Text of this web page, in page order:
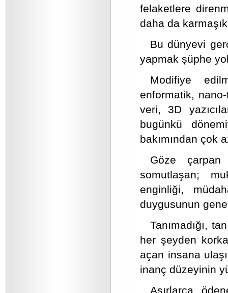
felaketlere
daha da
Bu dünyevi
yapmak şüphe
Modifiye
enformatik,
veri, 3D
bugünkü
bakımından çok
Göze
somutlaşan;
enginliği,
duygusunun
Tanımadığı,
her şeyden
açan insana
inanç düzeyinin
Asırlarca